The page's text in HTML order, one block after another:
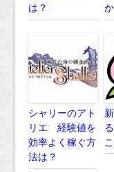
は？
シャリーのアト
リエ 経験値を
効率よく稼ぐ方
法は？